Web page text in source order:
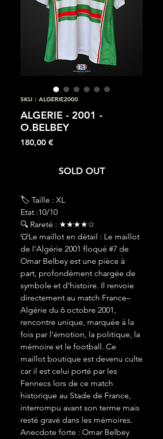
SKU : ALGERIE2000
ALGERIE - 2001 -
O.BELBEY
180,00 €Prix
SOLD OUT
🏷 Taille : XL
Etat :10/10
🔍 Rareté : ★★★★☆
👕Le maillot en détail : Le maillot
de l’Algérie 2001 floqué #7 de
Omar Belbey est une pièce à
part, profondément chargée de
symbole et d’histoire. Il renvoie
directement au match France–
Algérie du 6 octobre 2001,
rencontre unique, marquée à la
fois par l’émotion, la politique, la
mémoire et le football. Ce
maillot boutique est devenu culte
car il est celui porté par les
Fennecs lors de ce match
historique au Stade de France,
interrompu avant son terme mais
resté gravé dans les mémoires.
Anecdote forte : Omar Belbey